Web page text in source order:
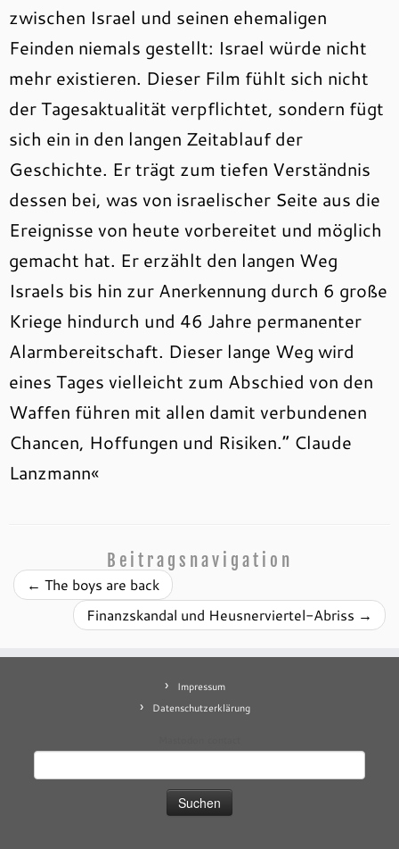
zwischen Israel und seinen ehemaligen
Feinden niemals gestellt: Israel würde nicht
mehr existieren. Dieser Film fühlt sich nicht
der Tagesaktualität verpflichtet, sondern fügt
sich ein in den langen Zeitablauf der
Geschichte. Er trägt zum tiefen Verständnis
dessen bei, was von israelischer Seite aus die
Ereignisse von heute vorbereitet und möglich
gemacht hat. Er erzählt den langen Weg
Israels bis hin zur Anerkennung durch 6 große
Kriege hindurch und 46 Jahre permanenter
Alarmbereitschaft. Dieser lange Weg wird
eines Tages vielleicht zum Abschied von den
Waffen führen mit allen damit verbundenen
Chancen, Hoffungen und Risiken.“ Claude
Lanzmann«
Beitragsnavigation
← The boys are back
Finanzskandal und Heusnerviertel-Abriss →
Impressum
Datenschutzerklärung